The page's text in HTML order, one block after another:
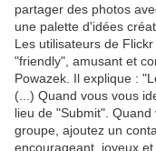
partager des photos
une palette d'idées
Les utilisateurs de
"friendly", amusant et
Powazek. Il explique :
(...) Quand vous vous
lieu de "Submit".
groupe, ajoutez un
encourageant, joyeux